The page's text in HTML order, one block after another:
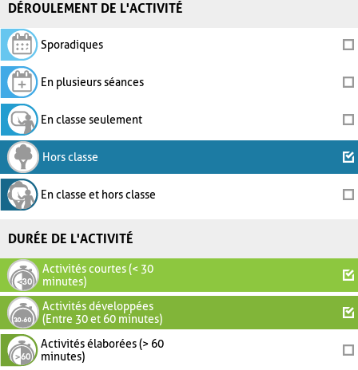
DÉROULEMENT DE L'ACTIVITÉ
Sporadiques
En plusieurs séances
En classe seulement
Hors classe
En classe et hors classe
DURÉE DE L'ACTIVITÉ
Activités courtes (< 30
minutes)
Activités développées
(Entre 30 et 60 minutes)
Activités élaborées (> 60
minutes)